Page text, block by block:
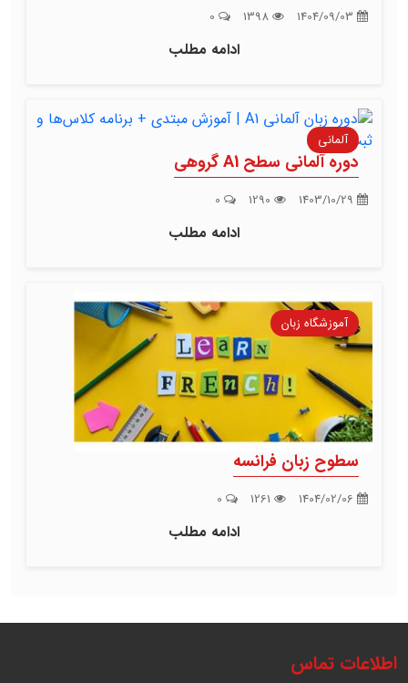
ادامه مطلب
آلمانی
دوره آلمانی سطح A1 گروهی
ادامه مطلب
آموزشگاه زبان
سطوح زبان فرانسه
ادامه مطلب
اطلاعات تماس